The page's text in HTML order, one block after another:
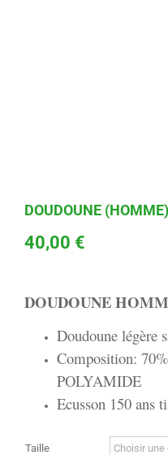
DOUDOUNE (HOMME)
40,00 €
DOUDOUNE
Doudoune légère
Composition:
POLYAMIDE
Ecusson 150 ans
Taille